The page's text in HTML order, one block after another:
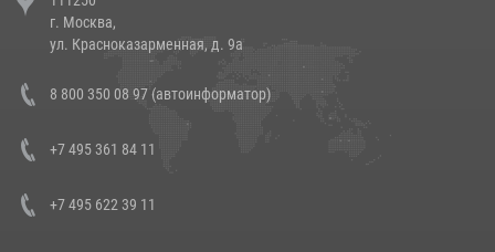
14 июля 2026, 12:20
В Росгвардии прошла военно-научная конференция по обобщению
боевого опыта
г. Москва,
ул. Красноказарменная, д. 9а
8 800 350 08 97 (автоинформатор)
+7 495 361 84 11
+7 495 622 39 11